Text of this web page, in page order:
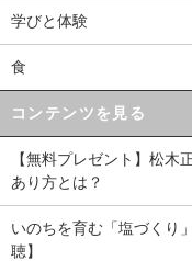
学びと体験
食
コンテンツを見る
【無料プレゼント】松木
あり方とは？
いのちを育む「塩づくり
聴】